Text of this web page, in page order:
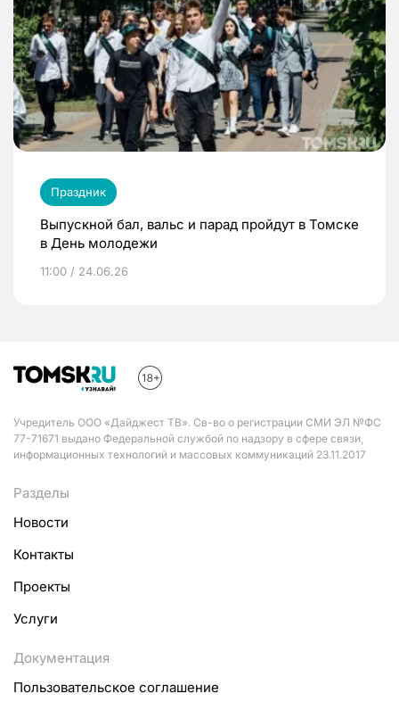
Праздник
Выпускной бал, вальс и парад пройдут в Томске
в День молодежи
11:00 / 24.06.26
Учредитель ООО «Дайджест ТВ». Св-во о регистрации СМИ ЭЛ №ФС
77-71671 выдано Федеральной службой по надзору в сфере связи,
информационных технологий и массовых коммуникаций 23.11.2017
Разделы
Новости
Контакты
Проекты
Услуги
Документация
Пользовательское соглашение